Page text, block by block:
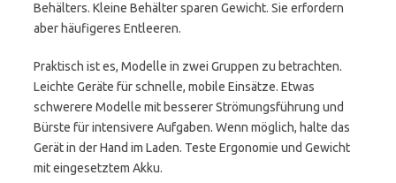
Behälters. Kleine Behälter sparen Gewicht. Sie erfordern
aber häufigeres Entleeren.
Praktisch ist es, Modelle in zwei Gruppen zu betrachten.
Leichte Geräte für schnelle, mobile Einsätze. Etwas
schwerere Modelle mit besserer Strömungsführung und
Bürste für intensivere Aufgaben. Wenn möglich, halte das
Gerät in der Hand im Laden. Teste Ergonomie und Gewicht
mit eingesetztem Akku.